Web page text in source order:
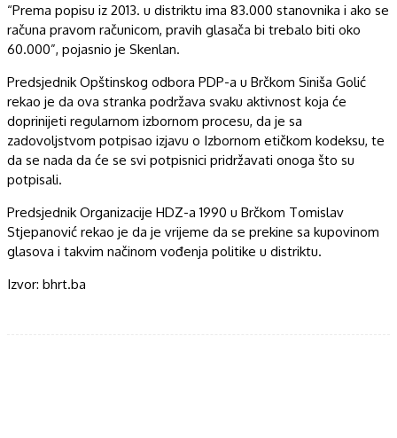
“Prema popisu iz 2013. u distriktu ima 83.000 stanovnika i ako se
računa pravom računicom, pravih glasača bi trebalo biti oko
60.000”, pojasnio je Skenlan.
Predsjednik Opštinskog odbora PDP-a u Brčkom Siniša Golić
rekao je da ova stranka podržava svaku aktivnost koja će
doprinijeti regularnom izbornom procesu, da je sa
zadovoljstvom potpisao izjavu o Izbornom etičkom kodeksu, te
da se nada da će se svi potpisnici pridržavati onoga što su
potpisali.
Predsjednik Organizacije HDZ-a 1990 u Brčkom Tomislav
Stjepanović rekao je da je vrijeme da se prekine sa kupovinom
glasova i takvim načinom vođenja politike u distriktu.
Izvor: bhrt.ba